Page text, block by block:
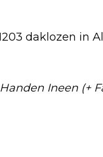
daklozen in
Ineen (+